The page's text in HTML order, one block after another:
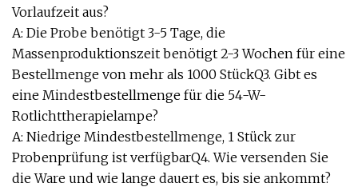
Vorlaufzeit aus?
A: Die Probe benötigt 3-5 Tage, die
Massenproduktionszeit benötigt 2-3 Wochen für eine
Bestellmenge von mehr als 1000 StückQ3. Gibt es
eine Mindestbestellmenge für die 54-W-
Rotlichttherapielampe?
A: Niedrige Mindestbestellmenge, 1 Stück zur
Probenprüfung ist verfügbarQ4. Wie versenden Sie
die Ware und wie lange dauert es, bis sie ankommt?